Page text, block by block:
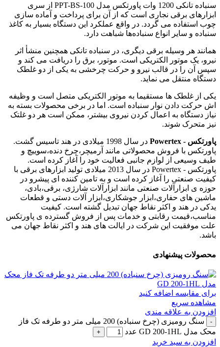
سنباده تانکی 1200 وات پاورتکس مدل PPT-BS-100 از سری
ابزارهای برقی نجاری است که از آن برای پرداخت و آماده‌ سازی
چوب استفاده می گردد. در واقع عملکرد این دستگاه بسیار به کاغذ
سنباده و سایر انواع سنباده‌ها شباهت دارد.
همانند هر وسیله برقی دیگری، در سنباده تانکی همچنین منشأ اثر
نیرو، یک موتور الکتریکی است. موتور، برق را دریافت می کند و
سپس آن را در قالب نیرو و حرکت چرخشی به یکی از دو غلطک
دستگاه منتقل می ‌نماید.
یکی از غلطک‌ ها مستقیما به موتور الکتریکی متصل است و وظیفه
اش حرکت دادن نوار سنباده است. اما در برخی محصولات بسته به
نیاز دستگاه به اعمال کردن نیروی بیشتر، ممکن است هر دو غلتک
نیز متحرک شوند.
پاورتکس - Powertex
در سال 1998 میلادی در هند تاسیس گشت.
پاورتکس با فروش محصولاتی مانند آرمیچر،چرخ دنده،سوییچ و
طیف وسیعی از لوازم جانبی فعالیت خود را آغاز کرده است.
پاورتکس - Powertex در سال 2013 میلادی تولید ابزارهای برقی با
کیفیت صنعتی را آغاز کرده است و به تامین کننده ای پیشرو در
حوزه ی ابزارآلات صنعتی مانند ابزارآلات شارژی، برقی،بادی،
ماشین های حفاری،ابزار جوشکاری،ابزار آلات دستی و قطعات
یدکی در هند و اکثر نقاط جهان تبدیل گشته است. کیفیت
مناسب،قیمت رقابتی و خدمات پس از فروش گسترده ی پاورتکس
علت موفقیت این شرکت در ایالت های هند و اکثر نقاط جهان می
باشد.
محصولات پیشنهادی
برای مقایسه اضافه کنید
مشاهده سریع
افزودن به علاقه مندی
سنگ رومیزی (چرخ سنباده) 200 میلی متر دو طرفه تک فاز
محک مدل GD 200-1HL عدد
افزودن به سبد خرید